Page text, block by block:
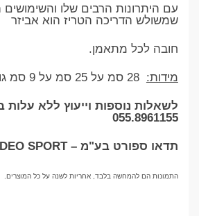
עם היתרונות הרבים שלו והשימושים
שמשולש הדריכה הטריז הוא אביזר
חובה לכל מתאמן.
מידות: 28 סמ על 25 סמ על 9 סמ גובה
לשאלות נוספות וייעוץ ללא עלות
055.8961155
תדאו ספורט בע"מ – TADDEO SPORT
התמונות הם להמחשה בלבד, אחריות לשנה על כל המוצרים.